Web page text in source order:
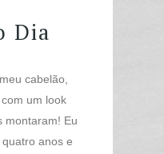
Dia
cabelão,
um look
montaram! Eu
anos e